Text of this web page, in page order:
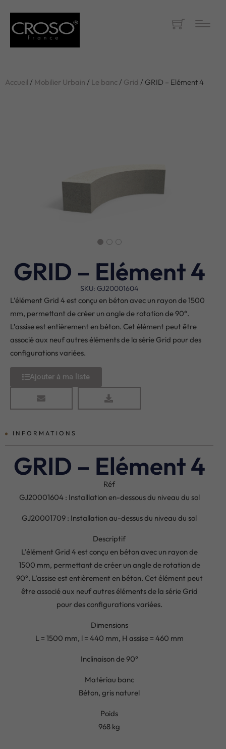
Accueil / Mobilier Urbain / Le banc / Grid / GRID – Elément 4
GRID – Elément 4
SKU: GJ20001604
L’élément Grid 4 est conçu en béton avec un rayon de 1500
mm, permettant de créer un angle de rotation de 90°.
L’assise est entièrement en béton. Cet élément peut être
associé aux neuf autres éléments de la série Grid pour des
configurations variées.
Ajouter à ma liste
INFORMATIONS
GRID – Elément 4
Réf
GJ20001604 : Installlation en-dessous du niveau du sol
GJ20001709 : Installation au-dessus du niveau du sol
Descriptif
L’élément Grid 4 est conçu en béton avec un rayon de
1500 mm, permettant de créer un angle de rotation de
90°. L’assise est entièrement en béton. Cet élément peut
être associé aux neuf autres éléments de la série Grid
pour des configurations variées.
Dimensions
L = 1500 mm, l = 440 mm, H assise = 460 mm
Inclinaison de 90°
Matériau banc
Béton, gris naturel
Poids
968 kg